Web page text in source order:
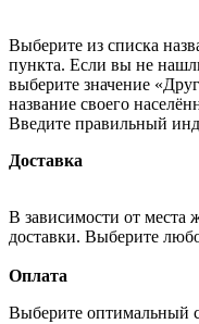
Выберите из списка
пункта. Если вы не
выберите значение
название своего
Введите правильный
Доставка
В зависимости от места
доставки. Выберите
Оплата
Выберите оптимальный